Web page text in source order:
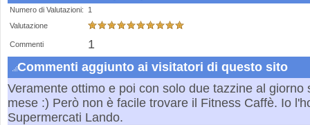
Numero di Valutazioni:
1
Valutazione
Commenti
1
Commenti aggiunto ai visitatori di questo sito
Veramente ottimo e poi con solo due tazzine al giorno
mese :) Però non è facile trovare il Fitness Caffè. Io
Supermercati Lando.